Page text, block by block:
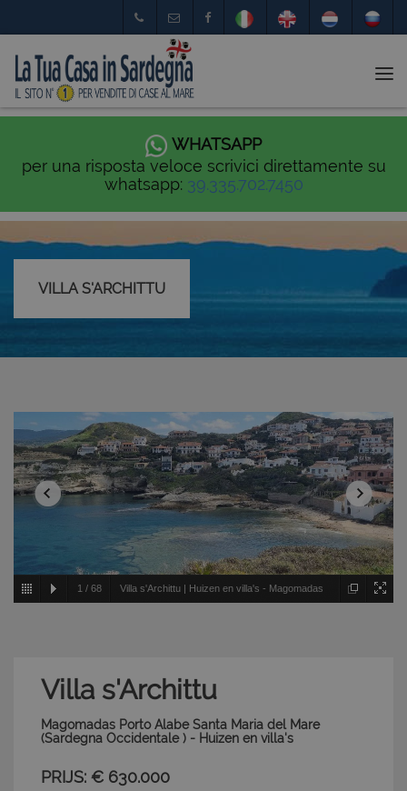
WHATSAPP
per una risposta veloce scrivici direttamente su
whatsapp: 39.335.702.7450
VILLA S'ARCHITTU
1 / 68 Villa s'Archittu | Huizen en villa's - Magomadas
Villa s'Archittu
Magomadas Porto Alabe Santa Maria del Mare
(Sardegna Occidentale ) - Huizen en villa's
PRIJS: € 630.000